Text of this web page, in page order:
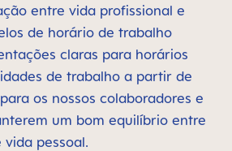
entre vida profissional e
de horário de trabalho
claras para horários
de trabalho a partir de
os nossos colaboradores e
um bom equilíbrio entre
pessoal.